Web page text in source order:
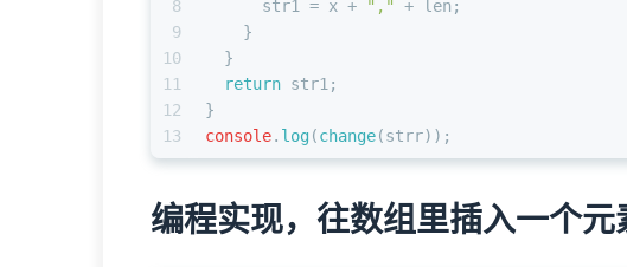
8
9
10
11
12
13
      str1 = x +
","
+ len;
    }
  }
return str1;
}
console. log(change(strr));
编程实现，往数组里插入一个元